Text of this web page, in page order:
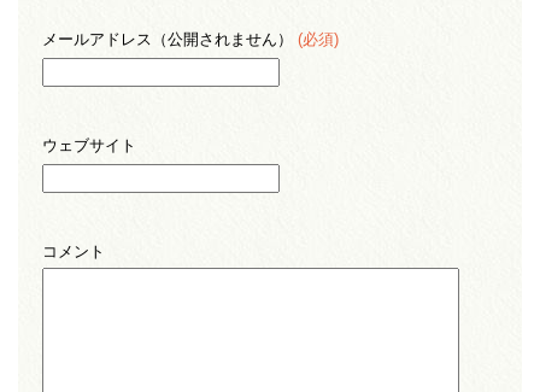
メールアドレス（公開されません） (必須)
ウェブサイト
コメント